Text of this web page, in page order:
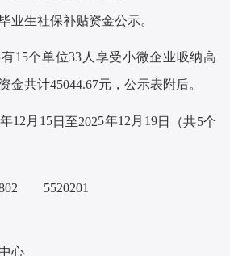
业生社保补贴资金公示。
15个单位33人享受小微企业吸纳高
金共计45044.67元，公示表附后。
年12 月 15日至2025年12 月 19日（共5个
5520201
心